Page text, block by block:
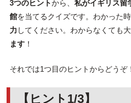
3つのヒントから、 私がイギリス留
館を当てるクイズです。わかった
力 してください。わからなくても大
ます！
それでは1つ目のヒントからどうぞ
【ヒント1/3】